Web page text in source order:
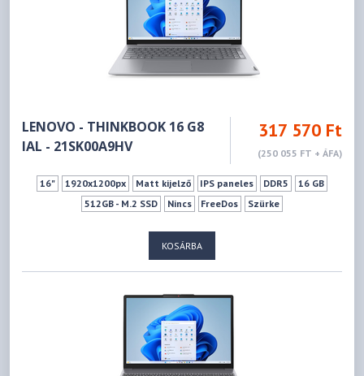
LENOVO - THINKBOOK 16 G8
IAL - 21SK00A9HV
317 570 Ft
(250 055 FT + ÁFA)
16" 1920x1200px Matt kijelző IPS paneles DDR5
16 GB
512GB - M.2 SSD
Nincs FreeDos Szürke
KOSÁRBA